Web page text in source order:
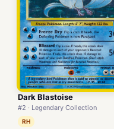
Dark Blastoise
#2 · Legendary Collection
RH